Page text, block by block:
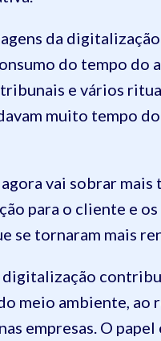
da digitalização
do tempo do
e vários
muito tempo do
vai sobrar mais
para o cliente e
se tornaram mais
digitalização
meio ambiente, ao
empresas. O papel